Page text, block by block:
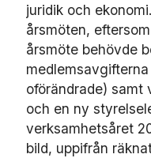
juridik och
årsmöten,
årsmöte behövde
oförändrade) samt
och en ny
verksamhetsåret
bild, uppifrån